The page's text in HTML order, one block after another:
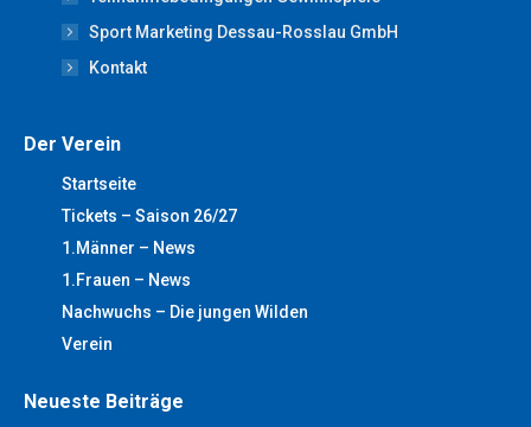
Sport Marketing Dessau-Rosslau GmbH
Kontakt
Der Verein
Startseite
Tickets – Saison 26/27
1.Männer – News
1.Frauen – News
Nachwuchs – Die jungen Wilden
Verein
Neueste Beiträge